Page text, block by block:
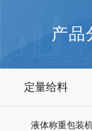
产品
定量给料
液体称重包装